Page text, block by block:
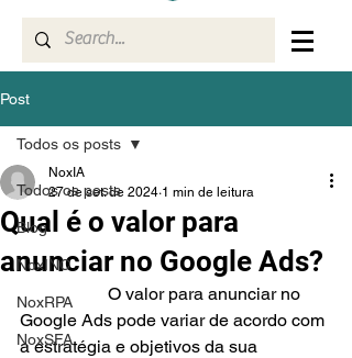
Post
Todos os posts
Blog
NoxINC
NoxRPA
NoxSFA
Todos os posts
Qual é o valor para
anunciar no Google Ads?
NoxIA
27 de set. de 2024 1 min de leitura
		O valor para anunciar no
Google Ads pode variar de acordo com
a estratégia e objetivos da sua